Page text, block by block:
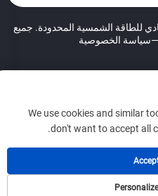
هاينينغ فادي للطاقة الشمسية المحدودة. جميع
الخصوصية
We use cookies and similar
don't want to accept all